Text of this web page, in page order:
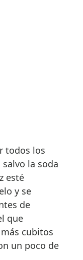
todos los
la soda
esté
y se
de
que
cubitos
un poco de